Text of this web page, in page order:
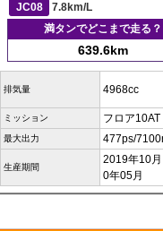
JC08
7.8km/L
満タンでどこまで走る？
639.6km
排気量 4968cc
ミッション フロア10AT
最大出力 477ps/
生産期間
2019年10
0年05月